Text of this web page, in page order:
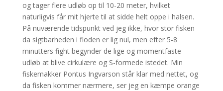
og tager flere udløb op til 10-20 meter, hvilket
naturligvis får mit hjerte til at sidde helt oppe i halsen.
På nuværende tidspunkt ved jeg ikke, hvor stor fisken
da sigtbarheden i floden er lig nul, men efter 5-8
minutters fight begynder de lige og momentfaste
udløb at blive cirkulære og S-formede istedet. Min
fiskemakker Pontus Ingvarson står klar med nettet, og
da fisken kommer nærmere, ser jeg en kæmpe orange